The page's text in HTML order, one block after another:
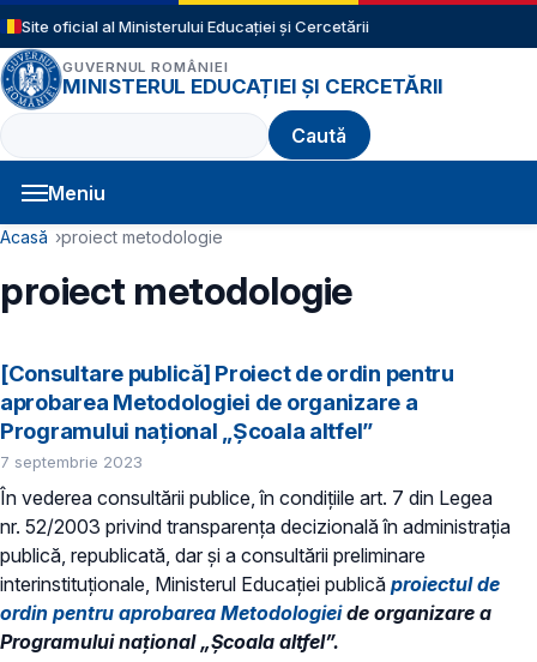
Sari la conținutul principal
Site oficial al Ministerului Educației și Cercetării
GUVERNUL ROMÂNIEI
MINISTERUL EDUCAȚIEI ȘI CERCETĂRII
Caută
Meniu
Navigație principală
Cale de navigare
Acasă proiect metodologie
proiect metodologie
[Consultare publică] Proiect de ordin pentru
aprobarea Metodologiei de organizare a
Programului național „Școala altfel”
7 septembrie 2023
În vederea consultării publice, în condiţiile art. 7 din Legea
nr. 52/2003 privind transparenţa decizională în administraţia
publică, republicată, dar și a consultării preliminare
interinstituționale, Ministerul Educaţiei publică proiectul de
ordin pentru aprobarea Metodologieide organizare a
Programului național „Școala altfel”.